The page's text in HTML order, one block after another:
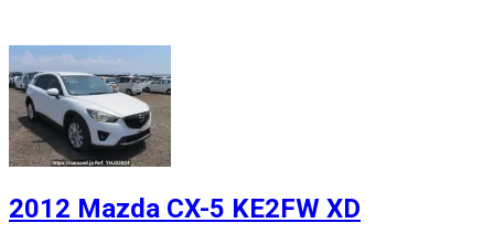
2012 Mazda CX-5 KE2FW XD